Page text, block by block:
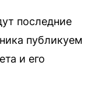
последние
публикуем
и его